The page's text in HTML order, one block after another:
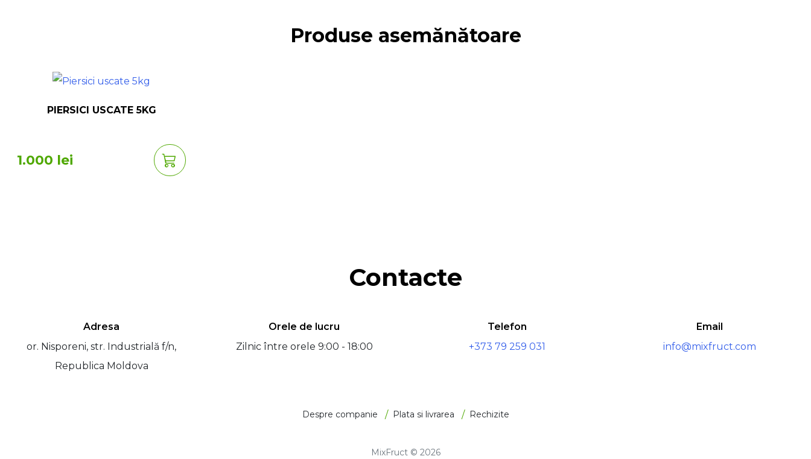
Produse asemănătoare
PIERSICI USCATE 5KG
1.000 lei
Contacte
Adresa
or. Nisporeni, str. Industrială f/n,
Republica Moldova
Orele de lucru
Zilnic între orele 9:00 - 18:00
Telefon
+373 79 259 031
Email
info@mixfruct.com
Despre companie Plata si livrarea Rechizite
MixFruct © 2026